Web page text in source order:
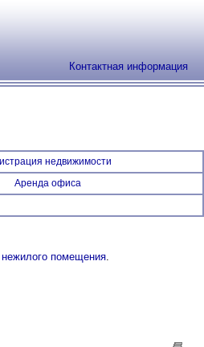
Контактная информация
недвижимости
Аренда офиса
помещения